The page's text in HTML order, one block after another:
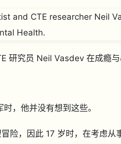
研究员 Neil Vasdev 在成瘾与
，他并没有想到这些。
险，因此 17 岁时，在考虑从